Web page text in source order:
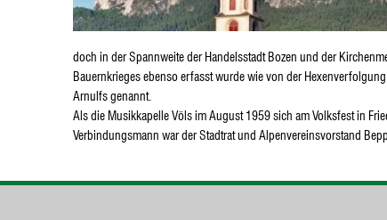
doch in der Spannweite der Handelsstadt Bozen und der
Bauernkrieges ebenso erfasst wurde wie von der
Arnulfs genannt.
Als die Musikkapelle Völs im August 1959 sich am Volksfest in
Verbindungsmann war der Stadtrat und Alpenvereinsvorstand